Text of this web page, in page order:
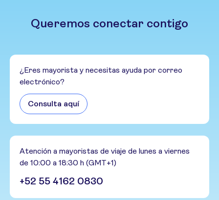
Queremos conectar contigo
¿Eres mayorista y necesitas ayuda por correo
electrónico?
Consulta aquí
Atención a mayoristas de viaje de lunes a viernes
de 10:00 a 18:30 h (GMT+1)
+52 55 4162 0830